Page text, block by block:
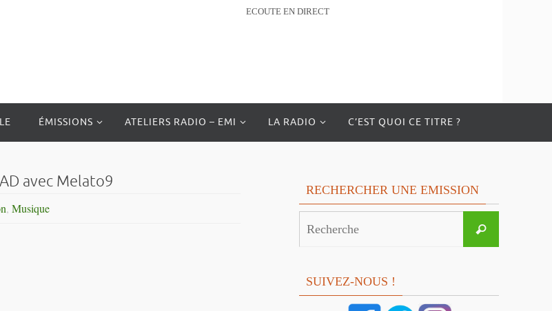
ECOUTE EN DIRECT
ÉMISSIONS ATELIERS RADIO – EMI LA RADIO C’EST QUOI CE TITRE ?
avec Melato9
, Musique
RECHERCHER UNE EMISSION
Recherche
SUIVEZ-NOUS !